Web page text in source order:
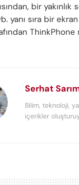
bir
yanı sıra bir
ThinkPhone
Serhat
Bilim, teknoloji,
içerikler